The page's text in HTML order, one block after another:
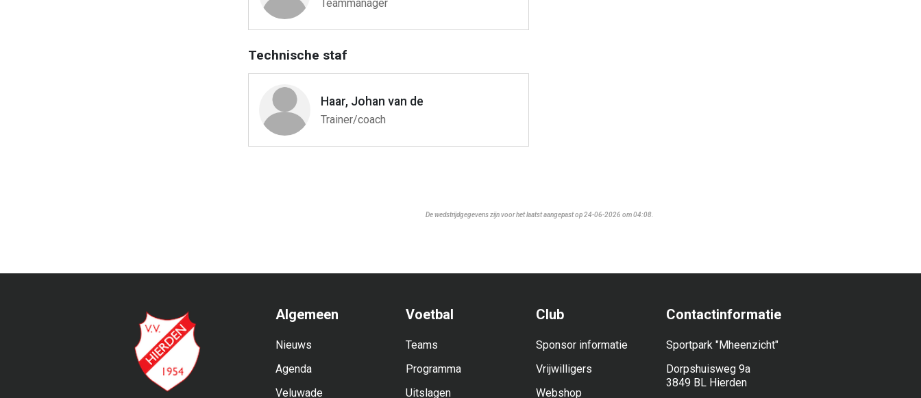
Teammanager
Technische staf
Haar, Johan van de
Trainer/coach
De wedstrijdgegevens zijn voor het laatst aangepast op 24-06-2026 om 04:08.
Algemeen
Nieuws
Agenda
Veluwade
Voetbal
Teams
Programma
Uitslagen
Club
Sponsor informatie
Vrijwilligers
Webshop
Contactinformatie
Sportpark "Mheenzicht"
Dorpshuisweg 9a
3849 BL Hierden